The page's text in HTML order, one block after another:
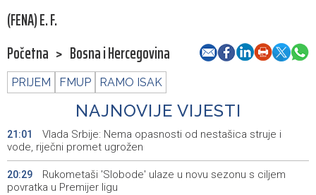
(FENA) E. F.
Početna > Bosna i Hercegovina
PRIJEM FMUP RAMO ISAK
NAJNOVIJE VIJESTI
21:01
Vlada Srbije: Nema opasnosti od nestašica struje i
vode, riječni promet ugrožen
20:29
Rukometaši 'Slobode' ulaze u novu sezonu s ciljem
povratka u Premijer ligu